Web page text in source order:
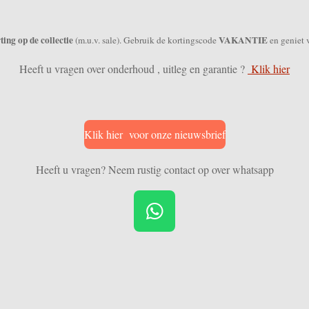
op de collectie(m.u.v. sale). Gebruik de kortingscodeVAKANTIEen geniet
Heeft u vragen over onderhoud , uitleg en garantie ? Klik hier
Klik hier voor onze nieuwsbrief
Heeft u vragen? Neem rustig contact op over whatsapp
W
h